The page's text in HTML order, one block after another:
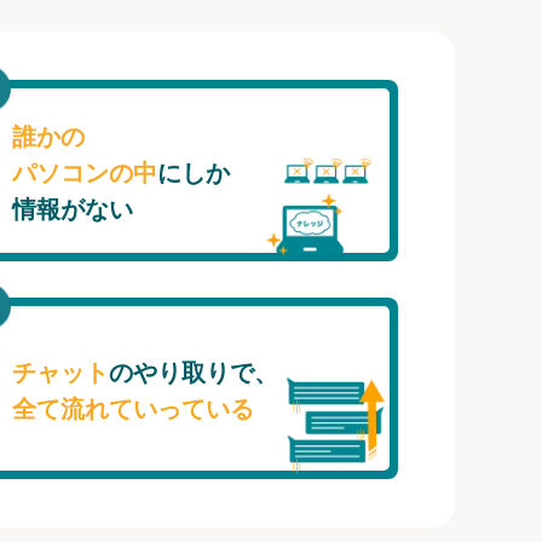
誰かの
パソコンの中にしか
情報がない
チャットのやり取りで、
全て流れていっている